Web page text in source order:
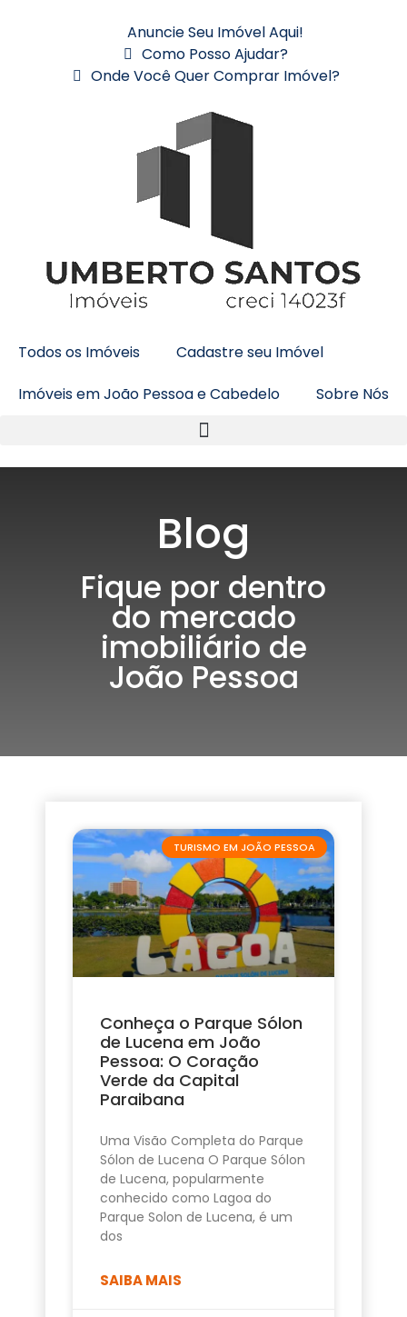
Anuncie Seu Imóvel Aqui!
Como Posso Ajudar?
Onde Você Quer Comprar Imóvel?
Todos os Imóveis
Cadastre seu Imóvel
Imóveis em João Pessoa e Cabedelo
Sobre Nós
Blog
Fique por dentro
do mercado
imobiliário de
João Pessoa
TURISMO EM JOÃO PESSOA
Conheça o Parque Sólon
de Lucena em João
Pessoa: O Coração
Verde da Capital
Paraibana
Uma Visão Completa do Parque
Sólon de Lucena O Parque Sólon
de Lucena, popularmente
conhecido como Lagoa do
Parque Solon de Lucena, é um
dos
SAIBA MAIS